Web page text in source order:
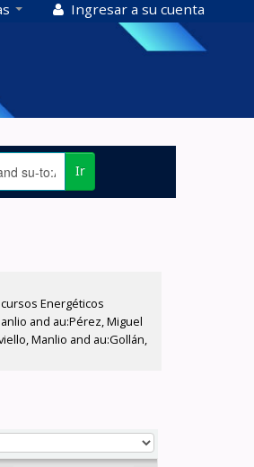
Ingresar a su cuenta
Ir
Energéticos
and au:Pérez, Miguel
Manlio and au:Gollán,